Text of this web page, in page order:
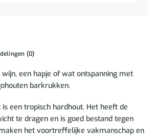
(0)
wijn, een hapje of wat ontspanning met
barkrukken.
een tropisch hardhout. Het heeft de
te dragen en is goed bestand tegen
het voortreffelijke vakmanschap en